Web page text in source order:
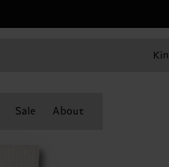
Sale About